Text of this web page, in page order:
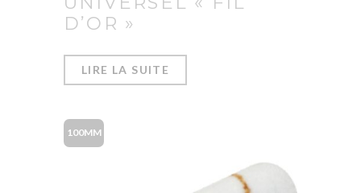
D’OR »
LIRE LA SUITE
100MM